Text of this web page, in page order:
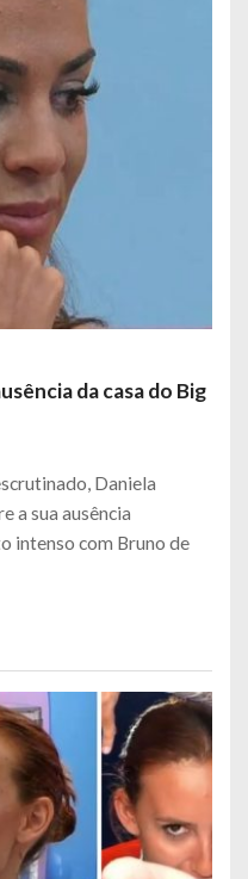
da casa do Big
Daniela
a sua ausência
intenso com Bruno de